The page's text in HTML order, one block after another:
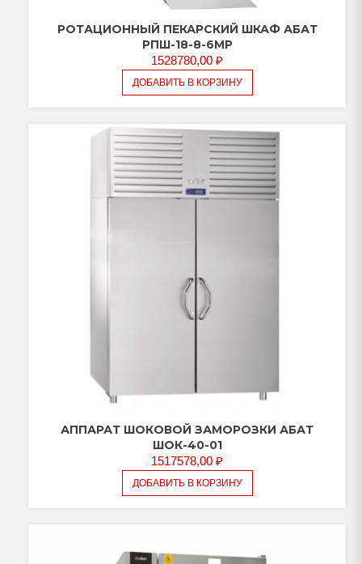
РОТАЦИОННЫЙ ПЕКАРСКИЙ ШКАФ АБАТ
РПШ-18-8-6МР
1528780,00 ₽
ДОБАВИТЬ В КОРЗИНУ
АППАРАТ ШОКОВОЙ ЗАМОРОЗКИ АБАТ
ШОК-40-01
1517578,00 ₽
ДОБАВИТЬ В КОРЗИНУ